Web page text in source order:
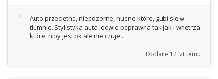
Auto przeciętne, niepozorne, nudne które, gubi się w
tłumnie. Stylistyka auta ledwie poprawna tak jak i wnętrza
które, niby jest ok ale nie czuje...
Dodane 12 lat temu